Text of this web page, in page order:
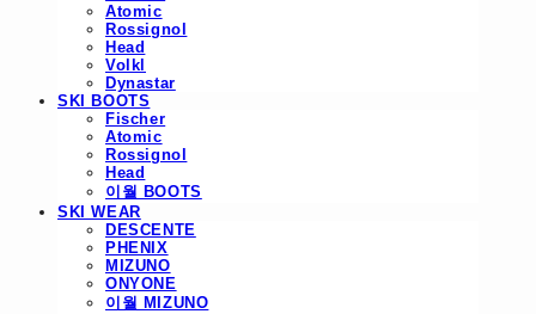
Atomic
Rossignol
Head
Volkl
Dynastar
SKI BOOTS
Fischer
Atomic
Rossignol
Head
이월 BOOTS
SKI WEAR
DESCENTE
PHENIX
MIZUNO
ONYONE
이월 MIZUNO